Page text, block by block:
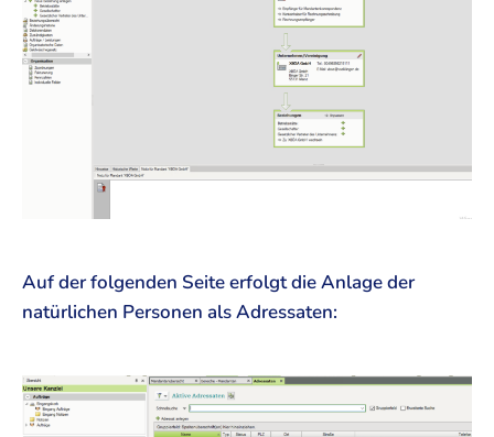
Auf der folgenden Seite erfolgt die Anlage der
natürlichen Personen als Adressaten: